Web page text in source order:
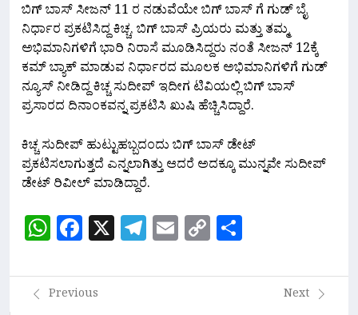
ಬಿಗ್ ಬಾಸ್ ಸೀಜನ್ 11 ರ ನಡುವೆಯೇ ಬಿಗ್ ಬಾಸ್ ಗೆ ಗುಡ್ ಬೈ
ನಿರ್ಧಾರ ಪ್ರಕಟಿಸಿದ್ದ ಕಿಚ್ಚ, ಬಿಗ್ ಬಾಸ್ ಪ್ರಿಯರು ಮತ್ತು ತಮ್ಮ
ಅಭಿಮಾನಿಗಳಿಗೆ ಭಾರಿ ನಿರಾಸೆ ಮೂಡಿಸಿದ್ದರು ನಂತೆ ಸೀಜನ್ 12ಕ್ಕೆ
ಕಮ್ ಬ್ಯಾಕ್ ಮಾಡುವ ನಿರ್ಧಾರದ ಮೂಲಕ ಅಭಿಮಾನಿಗಳಿಗೆ ಗುಡ್
ನ್ಯೂಸ್ ನೀಡಿದ್ದ ಕಿಚ್ಚ ಸುದೀಪ್ ಇದೀಗ ಟಿವಿಯಲ್ಲಿ ಬಿಗ್ ಬಾಸ್
ಪ್ರಸಾರದ ದಿನಾಂಕವನ್ನ ಪ್ರಕಟಿಸಿ ಖುಷಿ ಹೆಚ್ಚಿಸಿದ್ದಾರೆ.
ಕಿಚ್ಚ ಸುದೀಪ್ ಹುಟ್ಟುಹಬ್ಬದಂದು ಬಿಗ್ ಬಾಸ್ ಡೇಟ್
ಪ್ರಕಟಿಸಲಾಗುತ್ತದೆ ಎನ್ನಲಾಗಿತ್ತು ಆದರೆ ಅದಕ್ಕೂ ಮುನ್ನವೇ ಸುದೀಪ್
ಡೇಟ್ ರಿವೀಲ್ ಮಾಡಿದ್ದಾರೆ.
WhatsApp
Facebook
X Telegram
Email
Copy
Link
Previous
Next